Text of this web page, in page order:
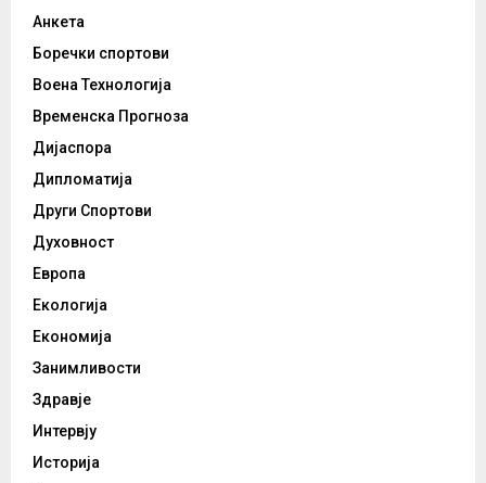
Анкета
Боречки спортови
Воена Технологија
Временска Прогноза
Дијаспора
Дипломатија
Други Спортови
Духовност
Европа
Екологија
Економија
Занимливости
Здравје
Интервју
Историја